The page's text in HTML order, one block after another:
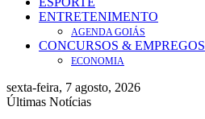
ENTRETENIMENTO
AGENDA GOIÁS
CONCURSOS & EMPREGOS
ECONOMIA
sexta-feira, 7 agosto, 2026
Últimas Notícias